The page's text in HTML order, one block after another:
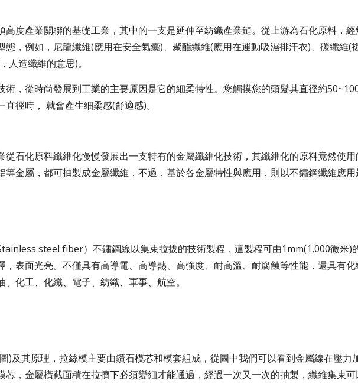
高度產業關聯的基礎工業，其中的一支是延伸至紡織產業鏈。從上游為石化原料，
態，例如，尼龍纖維(應用在安全氣囊)、聚酯纖維(應用在運動吸濕排汗衣)、碳纖維(
人造纖維的意思)。
術，從時尚發展到工業的主要原因是它的細柔特性。您觸摸您的頭髮其直徑約
直徑時， 就會產生細柔感(舒適感)。
從石化原料纖維化慢慢發展出一支特有的金屬纖維化技術，其纖維化的原料竟然使用
等金屬，都可抽製成金屬纖維，不過，基於各金屬特性與應用，則以不鏽鋼纖維應用
steel fiber）不鏽鋼線以集束拉拔的技術製程，這製程可由1mm(1,000微米)
，表面光亮。不僅具有高導電、高導熱、高強度、耐高溫、耐腐蝕等性能，還具有
、化工、化纖、電子、紡織、軍事、航空。
)及其原理，拉絲模主要由鑽石模芯和模套組成，從圖中我們可以看到金屬線在壓
芯，金屬橫截面積在拉擠下必須變細才能通過，經過一次又一次的抽製，纖維集束可